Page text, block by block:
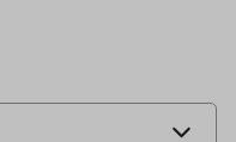
53131600